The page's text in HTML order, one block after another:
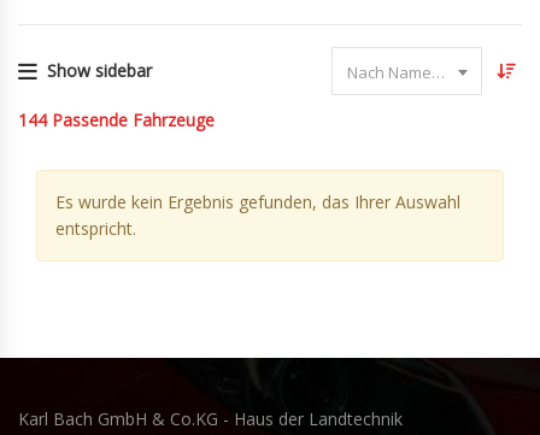
Show sidebar Nach Name sortieren
144 Passende Fahrzeuge
Es wurde kein Ergebnis gefunden, das Ihrer Auswahl
entspricht.
Karl Bach GmbH & Co.KG - Haus der Landtechnik